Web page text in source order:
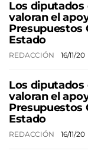
Los
valoran el
Presupuestos
Estado
REDACCIÓN 16/11/20
Los
valoran el
Presupuestos
Estado
REDACCIÓN 16/11/20